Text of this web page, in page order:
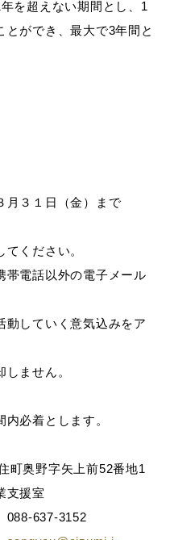
を超えない期間とし、1
ができ、最大で3年間と
月３１日（金）まで
ください。
電話以外の電子メール
していく意気込みをア
ません。
必着とします。
町奥野字矢上前52番地1
援室
637-3152